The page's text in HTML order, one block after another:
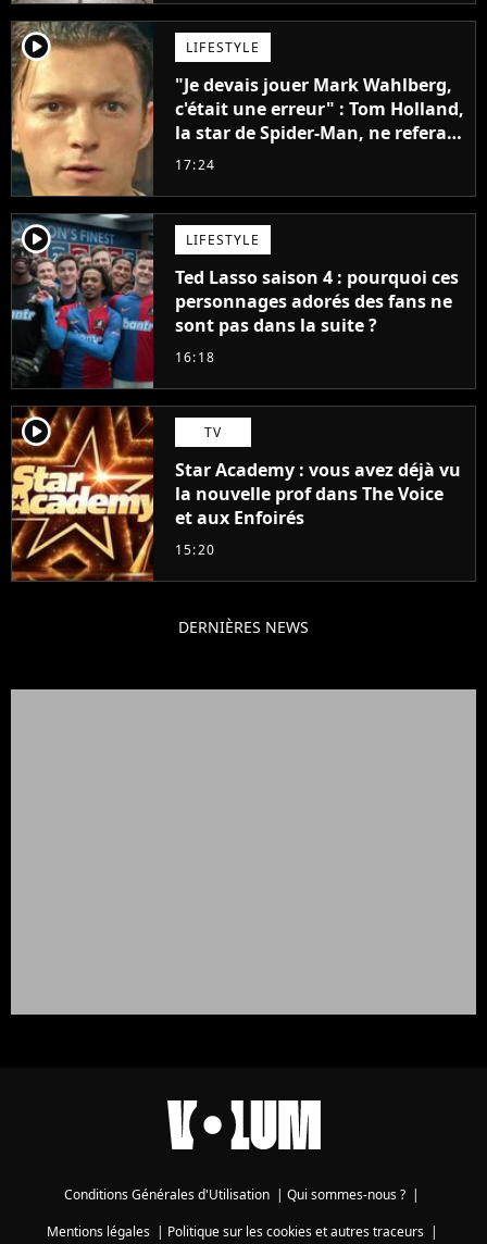
player2 LIFESTYLE
"Je devais jouer Mark Wahlberg,
c'était une erreur" : Tom Holland,
la star de Spider-Man, ne referait
pas ce blockbuster
17:24
player2 LIFESTYLE
Ted Lasso saison 4 : pourquoi ces
personnages adorés des fans ne
sont pas dans la suite ?
16:18
player2 TV
Star Academy : vous avez déjà vu
la nouvelle prof dans The Voice
et aux Enfoirés
15:20
DERNIÈRES NEWS
Conditions Générales d'Utilisation | Qui sommes-nous ? |
Mentions légales| Politique sur les cookies et autres traceurs|